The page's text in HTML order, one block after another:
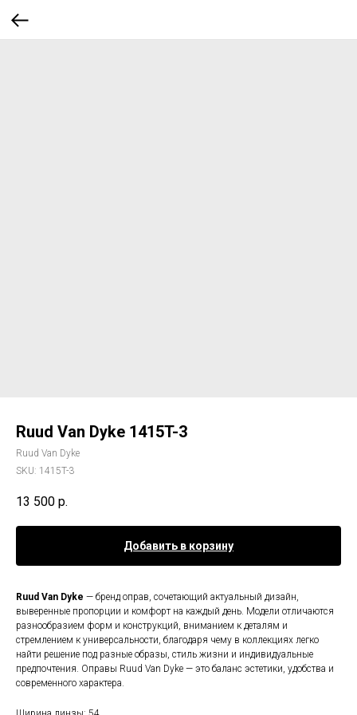
Ruud Van Dyke 1415T-3
Ruud Van Dyke
SKU: 1415T-3
13 500 р.
Добавить в корзину
Ruud Van Dyke — бренд оправ, сочетающий актуальный дизайн,
выверенные пропорции и комфорт на каждый день. Модели отличаются
разнообразием форм и конструкций, вниманием к деталям и
стремлением к универсальности, благодаря чему в коллекциях легко
найти решение под разные образы, стиль жизни и индивидуальные
предпочтения. Оправы Ruud Van Dyke — это баланс эстетики, удобства и
современного характера.